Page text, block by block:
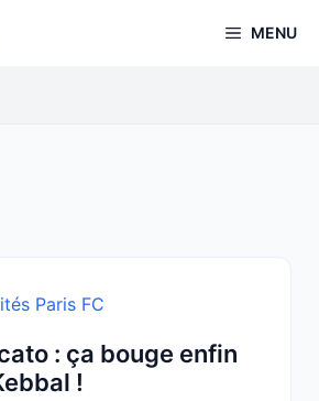
MENU
Paris FC
: ça bouge enfin
!